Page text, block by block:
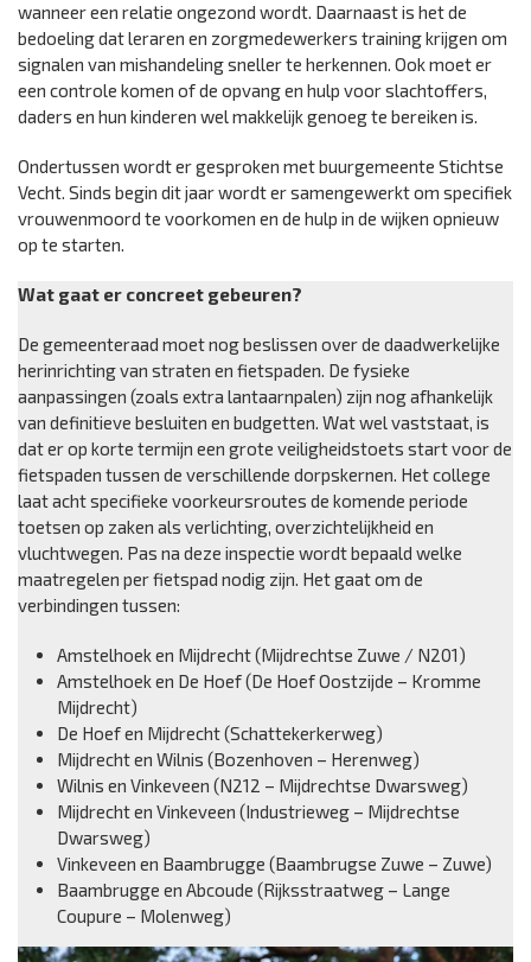
wanneer een relatie ongezond wordt. Daarnaast is het de
bedoeling dat leraren en zorgmedewerkers training krijgen om
signalen van mishandeling sneller te herkennen. Ook moet er
een controle komen of de opvang en hulp voor slachtoffers,
daders en hun kinderen wel makkelijk genoeg te bereiken is.
Ondertussen wordt er gesproken met buurgemeente Stichtse
Vecht. Sinds begin dit jaar wordt er samengewerkt om specifiek
vrouwenmoord te voorkomen en de hulp in de wijken opnieuw
op te starten.
Wat gaat er concreet gebeuren?
De gemeenteraad moet nog beslissen over de daadwerkelijke
herinrichting van straten en fietspaden. De fysieke
aanpassingen (zoals extra lantaarnpalen) zijn nog afhankelijk
van definitieve besluiten en budgetten. Wat wel vaststaat, is
dat er op korte termijn een grote veiligheidstoets start voor de
fietspaden tussen de verschillende dorpskernen. Het college
laat acht specifieke voorkeursroutes de komende periode
toetsen op zaken als verlichting, overzichtelijkheid en
vluchtwegen. Pas na deze inspectie wordt bepaald welke
maatregelen per fietspad nodig zijn. Het gaat om de
verbindingen tussen:
Amstelhoek en Mijdrecht (Mijdrechtse Zuwe / N201)
Amstelhoek en De Hoef (De Hoef Oostzijde – Kromme
Mijdrecht)
De Hoef en Mijdrecht (Schattekerkerweg)
Mijdrecht en Wilnis (Bozenhoven – Herenweg)
Wilnis en Vinkeveen (N212 – Mijdrechtse Dwarsweg)
Mijdrecht en Vinkeveen (Industrieweg – Mijdrechtse
Dwarsweg)
Vinkeveen en Baambrugge (Baambrugse Zuwe – Zuwe)
Baambrugge en Abcoude (Rijksstraatweg – Lange
Coupure – Molenweg)